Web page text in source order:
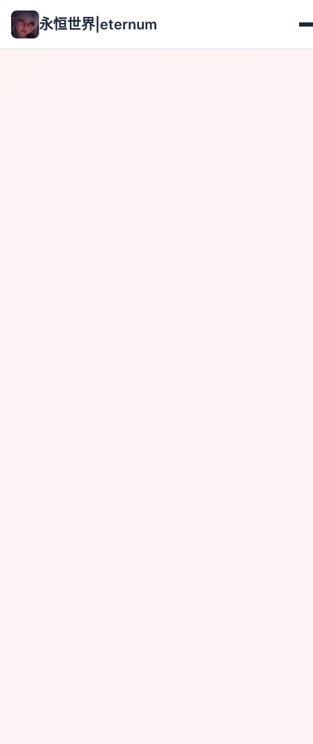
永恒世界|eternum